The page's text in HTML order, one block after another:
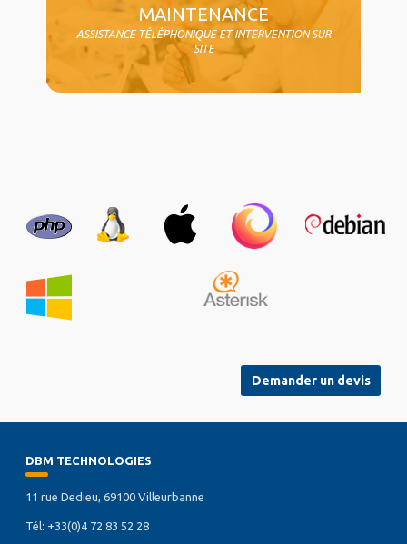
MAINTENANCE
ASSISTANCE TÉLÉPHONIQUE ET INTERVENTION SUR
SITE
Demander un devis
DBM TECHNOLOGIES
11 rue Dedieu, 69100 Villeurbanne
Tél: +33(0)4 72 83 52 28